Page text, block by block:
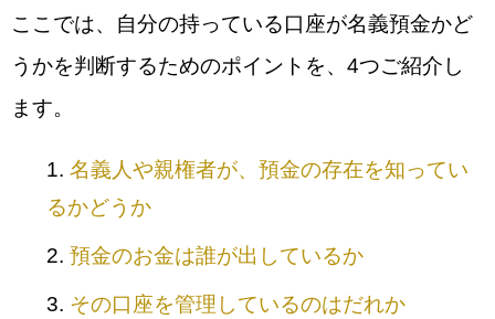
ここでは、自分の持っている口座が名義預金かど
うかを判断するためのポイントを、4つご紹介し
ます。
名義人や親権者が、預金の存在を知ってい
るかどうか
預金のお金は誰が出しているか
その口座を管理しているのはだれか